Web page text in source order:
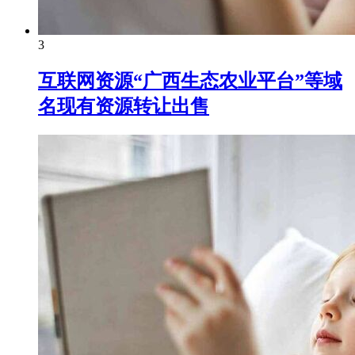
3
互联网资源“广西生态农业平台”等域
名现有资源转让出售